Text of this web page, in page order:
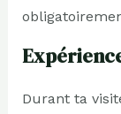
Durant ta